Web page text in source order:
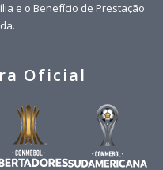
e o Benefício de Prestação
Oficial